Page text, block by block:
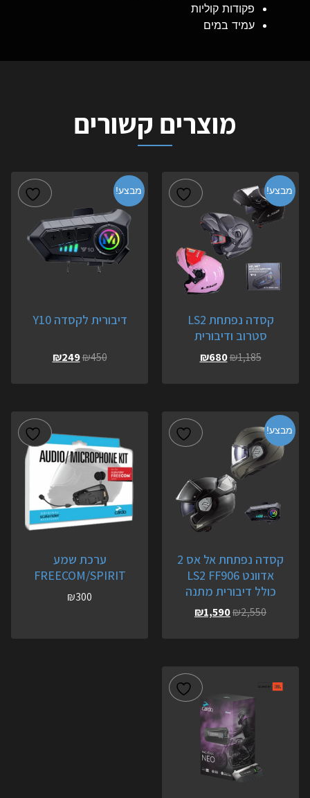
פקודות קוליות
עמיד במים
מוצרים קשורים
מבצע!
קסדה נפתחת LS2
סטרוב ודיבורית
₪1,185
₪680
מבצע!
דיבורית לקסדה Y10
₪450
₪249
מבצע!
קסדה נפתחת אל אס 2
אדוונט LS2 FF906
כולל דיבורית מתנה
₪2,550
₪1,590
ערכת שמע
FREECOM/SPIRIT
₪300